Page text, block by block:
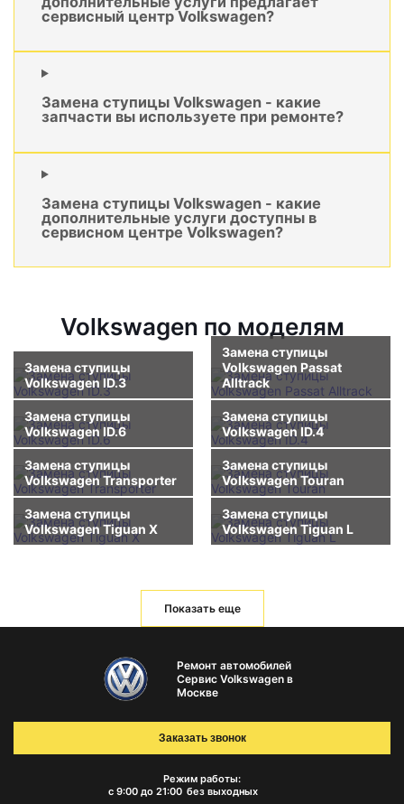
сервисный центр Volkswagen?
Замена ступицы Volkswagen - какие
запчасти вы используете при ремонте?
Замена ступицы Volkswagen - какие
дополнительные услуги доступны в
сервисном центре Volkswagen?
Volkswagen по моделям
Замена ступицы
Volkswagen ID.3
Замена ступицы
Volkswagen Passat
Alltrack
Замена ступицы
Volkswagen ID.6
Замена ступицы
Volkswagen ID.4
Замена ступицы
Volkswagen Transporter
Замена ступицы
Volkswagen Touran
Замена ступицы
Volkswagen Tiguan X
Замена ступицы
Volkswagen Tiguan L
Показать еще
Ремонт автомобилей
Сервис Volkswagen в
Москве
Режим работы:
с 9:00 до 21:00 без выходных
Заказать звонок